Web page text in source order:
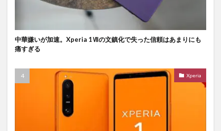
中華嫌いが加速。Xperia 1Ⅶの文鎮化で失った信頼はあまりにも
痛すぎる
Xperia